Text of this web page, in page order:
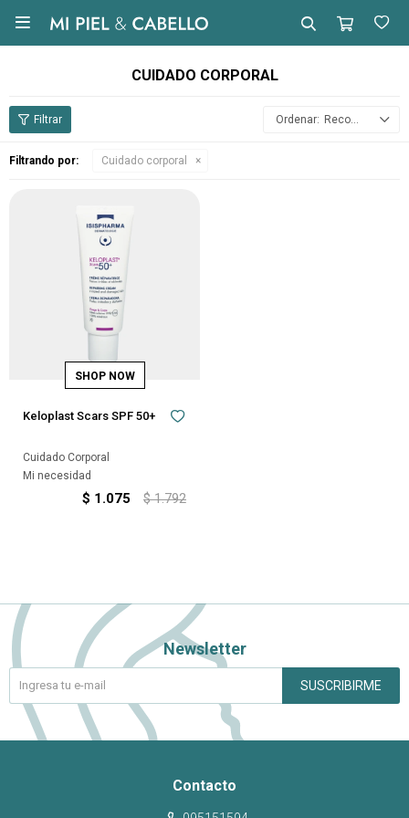

CUIDADO CORPORAL
Recomendados
Filtrando por: Cuidado corporal
Keloplast Scars SPF 50+
Cuidado Corporal
Mi necesidad
$ 1.075 $ 1.792
Contacto
Newsletter
SUSCRIBIRME